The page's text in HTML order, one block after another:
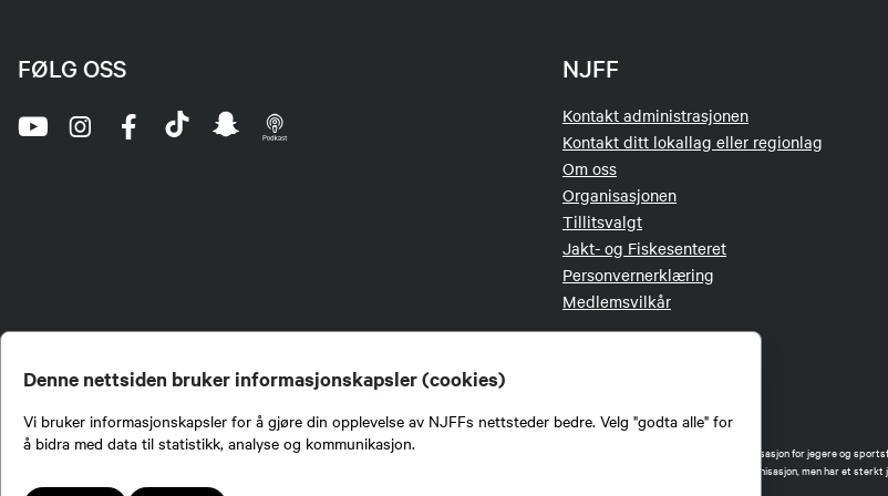
Denne nettsiden bruker informasjonskapsler (cookies)
Vi bruker informasjonskapsler for å gjøre din opplevelse av NJFFs nettsteder bedre. Velg "godta alle" for
å bidra med data til statistikk, analyse og kommunikasjon.
NJFF
Kontakt administrasjonen
Kontakt ditt lokallag eller regionlag
Om oss
Organisasjonen
Tillitsvalgt
Jakt- og Fiskesenteret
Personvernerklæring
Medlemsvilkår
FØLG OSS
Norges Jeger- og Fiskerforbund (NJFF) er landets eneste landsdekkende organisasjon for jegere og
formidling av kunnskap om jakt og fiske i Norge. Vi er en partipolitisk nøytral organisasjon, men har et